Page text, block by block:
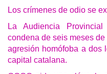
Los crímenes de odio se
La Audiencia
condena de seis meses
agresión homófoba a dos
capital catalana.